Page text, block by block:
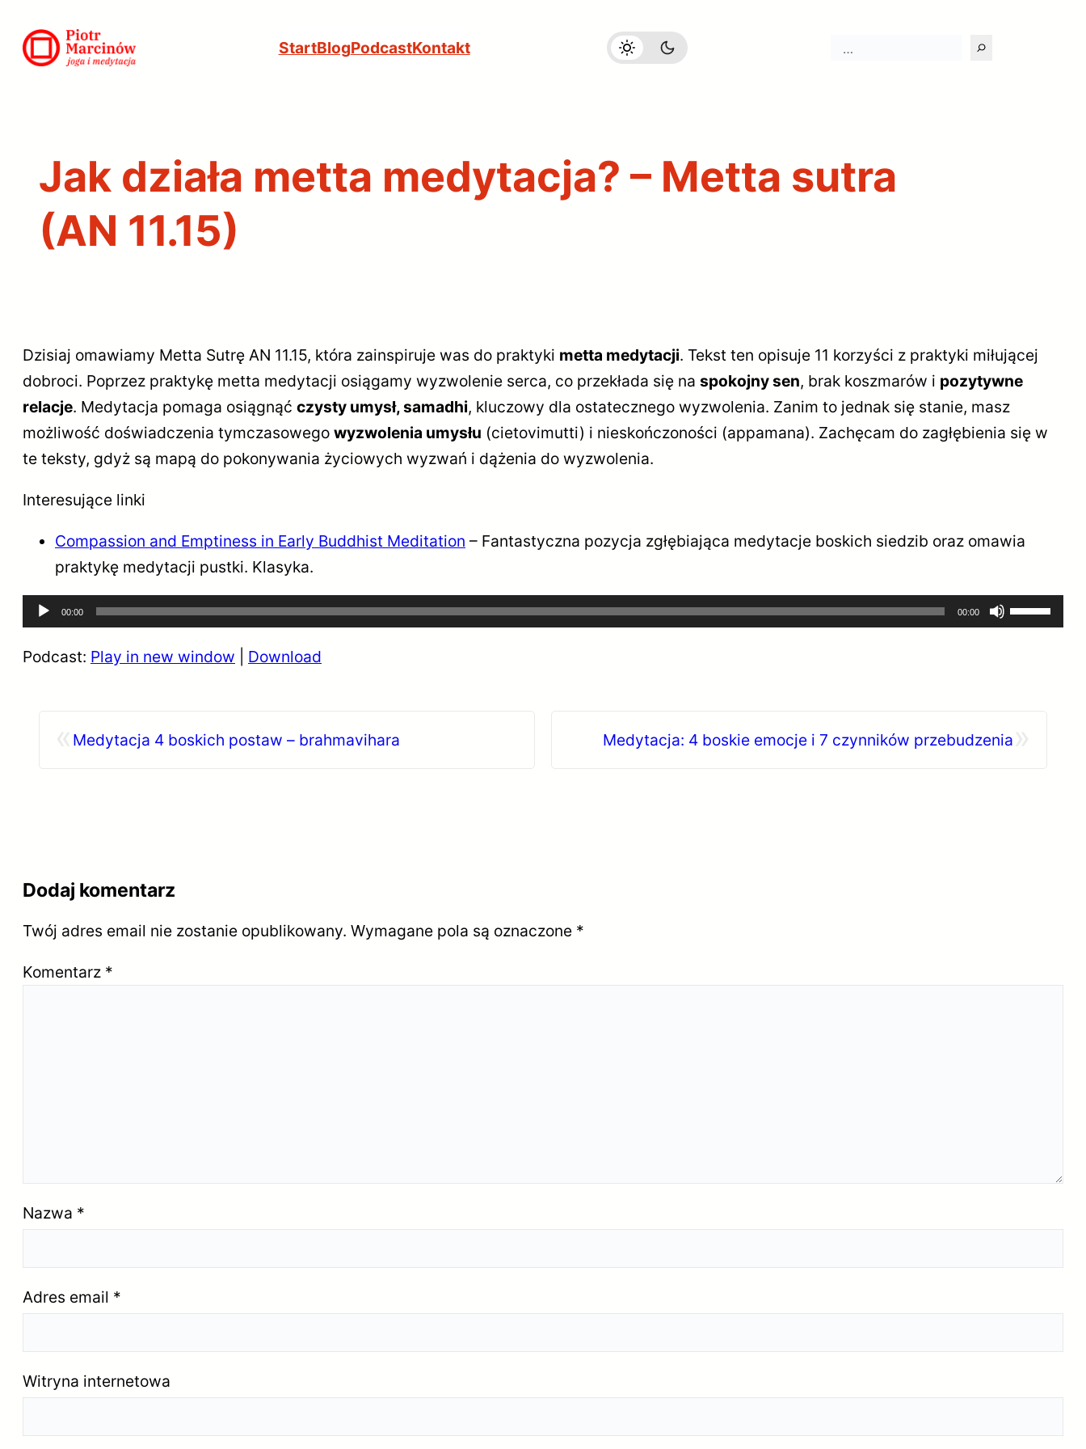
do
treści
StartBlogPodcastKontakt Szukaj
Jak działa metta medytacja? – Metta sutra
(AN 11.15)
Dzisiaj omawiamy Metta Sutrę AN 11.15, która zainspiruje was do praktyki metta medytacji. Tekst ten opisuje 11 korzyści z praktyki miłującej
dobroci. Poprzez praktykę metta medytacji osiągamy wyzwolenie serca, co przekłada się na spokojny sen, brak koszmarów i pozytywne
relacje. Medytacja pomaga osiągnąć czysty umysł, samadhi, kluczowy dla ostatecznego wyzwolenia. Zanim to jednak się stanie, masz
możliwość doświadczenia tymczasowego wyzwolenia umysłu (cietovimutti) i nieskończoności (appamana). Zachęcam do zagłębienia się w
te teksty, gdyż są mapą do pokonywania życiowych wyzwań i dążenia do wyzwolenia.
Interesujące linki
Compassion and Emptiness in Early Buddhist Meditation – Fantastyczna pozycja zgłębiająca medytacje boskich siedzib oraz omawia
praktykę medytacji pustki. Klasyka.
Odtwarzacz
plików
dźwiękowych
00:00 00:00
Używaj
strzałek
do
Podcast: Play in new window Download
Medytacja 4 boskich postaw – brahmavihara Medytacja: 4 boskie emocje i 7 czynników przebudzenia
Dodaj komentarz
Twój adres email nie zostanie opublikowany. Wymagane pola są oznaczone *
Komentarz *
Nazwa *
Adres email *
Witryna internetowa